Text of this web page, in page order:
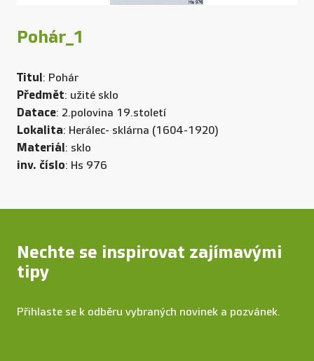
Pohár_1
Titul: Pohár
Předmět: užité sklo
Datace: 2.polovina 19.století
Lokalita: Herálec- sklárna (1604-1920)
Materiál: sklo
inv. číslo: Hs 976
Nechte se inspirovat zajímavými
tipy
Přihlaste se k odběru vybraných novinek a pozvánek.